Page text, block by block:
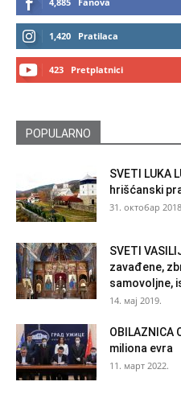
1,420 Pratilaca
423 Pretplatnici
POPULARNO
SVETI LUKA
hrišćanski
31. октобар
SVETI
zavađene,
samovoljne,
14. мај 2019.
OBILAZNICA
miliona evra
11. март 2022.